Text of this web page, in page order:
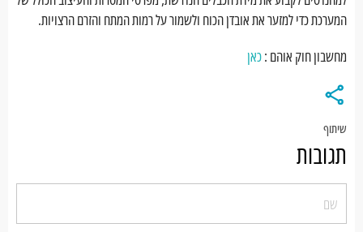
המערכת כדי למזער את אובדן הכוח ולשמור על רמות המתח והזרם הרצויות.
מחשבון חוק אוהם :כאן
שיתוף
תגובות